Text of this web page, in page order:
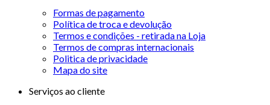
Formas de pagamento
Política de troca e devolução
Termos e condições - retirada na Loja
Termos de compras internacionais
Politica de privacidade
Mapa do site
Serviços ao cliente